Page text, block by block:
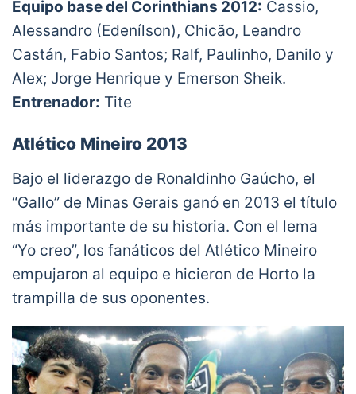
Equipo base del Corinthians 2012: Cassio,
Alessandro (Edenílson), Chicão, Leandro
Castán, Fabio Santos; Ralf, Paulinho, Danilo y
Alex; Jorge Henrique y Emerson Sheik.
Entrenador: Tite
Atlético Mineiro 2013
Bajo el liderazgo de Ronaldinho Gaúcho, el
“Gallo” de Minas Gerais ganó en 2013 el título
más importante de su historia. Con el lema
“Yo creo”, los fanáticos del Atlético Mineiro
empujaron al equipo e hicieron de Horto la
trampilla de sus oponentes.